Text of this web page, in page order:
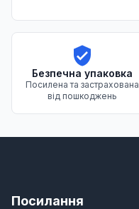
Безпечна упаковка
Посилена та застрахована
від пошкоджень
Посилання